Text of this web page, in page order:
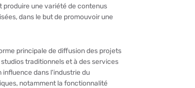
une variété de contenus
dans le but de promouvoir une
principale de diffusion des projets
traditionnels et à des services
dans l'industrie du
notamment la fonctionnalité